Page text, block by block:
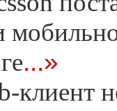
...»
клиент